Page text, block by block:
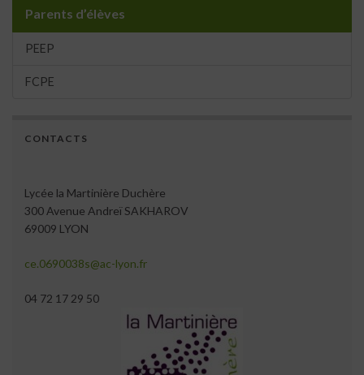
Parents d’élèves
PEEP
FCPE
CONTACTS
Lycée la Martinière Duchère
300 Avenue Andreï SAKHAROV
69009 LYON
ce.0690038s@ac-lyon.fr
04 72 17 29 50